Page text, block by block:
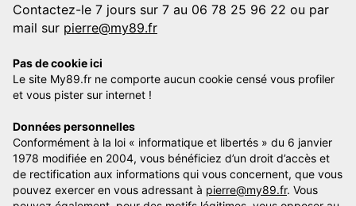
Contactez-le 7 jours sur 7 au 06 78 25 96 22 ou par
mail sur pierre@my89.fr
Pas de cookie ici
Le site My89.fr ne comporte aucun cookie censé vous profiler
et vous pister sur internet !
Données personnelles
Conformément à la loi « informatique et libertés » du 6 janvier
1978 modifiée en 2004, vous bénéficiez d’un droit d’accès et
de rectification aux informations qui vous concernent, que vous
pouvez exercer en vous adressant à pierre@my89.fr. Vous